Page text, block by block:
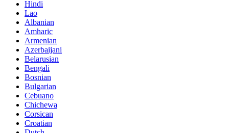
Hindi
Lao
Albanian
Amharic
Armenian
Azerbaijani
Belarusian
Bengali
Bosnian
Bulgarian
Cebuano
Chichewa
Corsican
Croatian